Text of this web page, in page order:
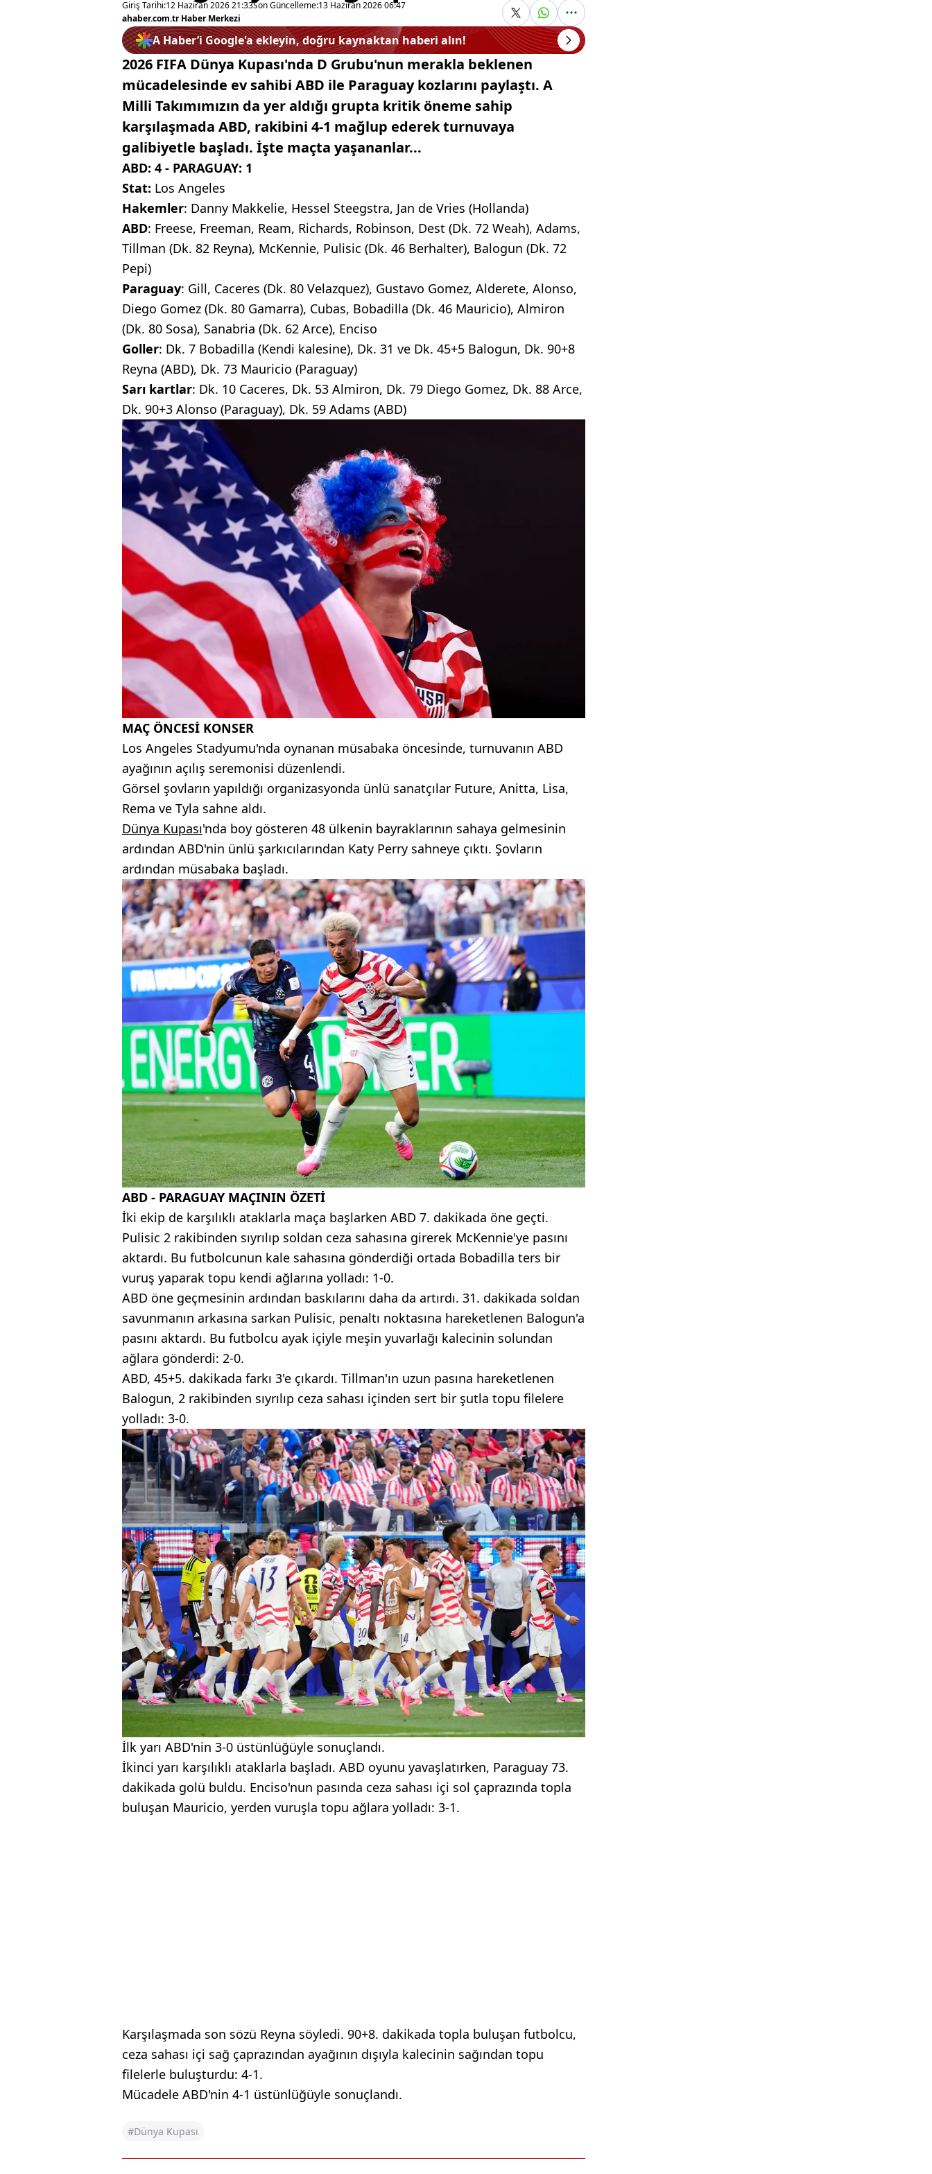
Giriş Tarihi:12 Haziran 2026 21:33Son Güncelleme:13 Haziran 2026 06:47
ahaber.com.tr Haber Merkezi
A Haber’i Google'a ekleyin, doğru kaynaktan haberi alın!
2026 FIFA Dünya Kupası'nda D Grubu'nun merakla beklenen
mücadelesinde ev sahibi ABD ile Paraguay kozlarını paylaştı. A
Milli Takımımızın da yer aldığı grupta kritik öneme sahip
karşılaşmada ABD, rakibini 4-1 mağlup ederek turnuvaya
galibiyetle başladı. İşte maçta yaşananlar...
ABD: 4 - PARAGUAY: 1
Stat: Los Angeles
Hakemler: Danny Makkelie, Hessel Steegstra, Jan de Vries (Hollanda)
ABD: Freese, Freeman, Ream, Richards, Robinson, Dest (Dk. 72 Weah), Adams,
Tillman (Dk. 82 Reyna), McKennie, Pulisic (Dk. 46 Berhalter), Balogun (Dk. 72
Pepi)
Paraguay: Gill, Caceres (Dk. 80 Velazquez), Gustavo Gomez, Alderete, Alonso,
Diego Gomez (Dk. 80 Gamarra), Cubas, Bobadilla (Dk. 46 Mauricio), Almiron
(Dk. 80 Sosa), Sanabria (Dk. 62 Arce), Enciso
Goller: Dk. 7 Bobadilla (Kendi kalesine), Dk. 31 ve Dk. 45+5 Balogun, Dk. 90+8
Reyna (ABD), Dk. 73 Mauricio (Paraguay)
Sarı kartlar: Dk. 10 Caceres, Dk. 53 Almiron, Dk. 79 Diego Gomez, Dk. 88 Arce,
Dk. 90+3 Alonso (Paraguay), Dk. 59 Adams (ABD)
MAÇ ÖNCESİ KONSER
Los Angeles Stadyumu'nda oynanan müsabaka öncesinde, turnuvanın ABD
ayağının açılış seremonisi düzenlendi.
Görsel şovların yapıldığı organizasyonda ünlü sanatçılar Future, Anitta, Lisa,
Rema ve Tyla sahne aldı.
Dünya Kupası'nda boy gösteren 48 ülkenin bayraklarının sahaya gelmesinin
ardından ABD'nin ünlü şarkıcılarından Katy Perry sahneye çıktı. Şovların
ardından müsabaka başladı.
ABD - PARAGUAY MAÇININ ÖZETİ
İki ekip de karşılıklı ataklarla maça başlarken ABD 7. dakikada öne geçti.
Pulisic 2 rakibinden sıyrılıp soldan ceza sahasına girerek McKennie'ye pasını
aktardı. Bu futbolcunun kale sahasına gönderdiği ortada Bobadilla ters bir
vuruş yaparak topu kendi ağlarına yolladı: 1-0.
ABD öne geçmesinin ardından baskılarını daha da artırdı. 31. dakikada soldan
savunmanın arkasına sarkan Pulisic, penaltı noktasına hareketlenen Balogun'a
pasını aktardı. Bu futbolcu ayak içiyle meşin yuvarlağı kalecinin solundan
ağlara gönderdi: 2-0.
ABD, 45+5. dakikada farkı 3'e çıkardı. Tillman'ın uzun pasına hareketlenen
Balogun, 2 rakibinden sıyrılıp ceza sahası içinden sert bir şutla topu filelere
yolladı: 3-0.
İlk yarı ABD'nin 3-0 üstünlüğüyle sonuçlandı.
İkinci yarı karşılıklı ataklarla başladı. ABD oyunu yavaşlatırken, Paraguay 73.
dakikada golü buldu. Enciso'nun pasında ceza sahası içi sol çaprazında topla
buluşan Mauricio, yerden vuruşla topu ağlara yolladı: 3-1.
Karşılaşmada son sözü Reyna söyledi. 90+8. dakikada topla buluşan futbolcu,
ceza sahası içi sağ çaprazından ayağının dışıyla kalecinin sağından topu
filelerle buluşturdu: 4-1.
Mücadele ABD'nin 4-1 üstünlüğüyle sonuçlandı.
#Dünya Kupası